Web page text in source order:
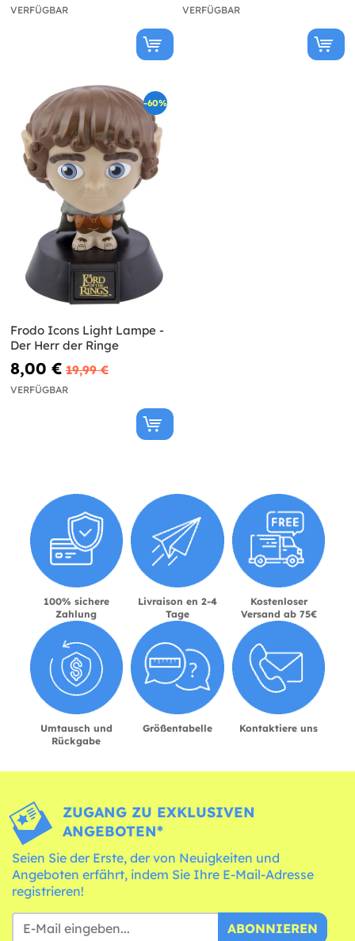
VERFÜGBAR VERFÜGBAR
-60%
Frodo Icons Light Lampe -
Der Herr der Ringe
8,00 € 19,99 €
VERFÜGBAR
100% sichere
Zahlung
Livraison en 2-4
Tage
Kostenloser
Versand ab 75€
Umtausch und
Rückgabe
Größentabelle Kontaktiere uns
ZUGANG ZU EXKLUSIVEN
ANGEBOTEN*
Seien Sie der Erste, der von Neuigkeiten und
Angeboten erfährt, indem Sie Ihre E-Mail-Adresse
registrieren!
ABONNIEREN